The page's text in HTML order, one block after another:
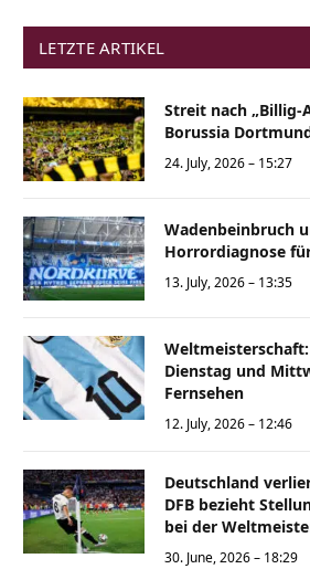
LETZTE ARTIKEL
Streit nach „Billig-
Borussia
24. July, 2026 – 15:27
Wadenbeinbruch
Horrordiagnose
13. July, 2026 – 13:35
Dienstag und
Fernsehen
12. July, 2026 – 12:46
Deutschland
DFB bezieht
bei der
30. June, 2026 – 18:29